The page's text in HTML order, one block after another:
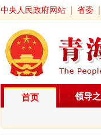
中央人民政府网站 | 省委 |
首页 领导